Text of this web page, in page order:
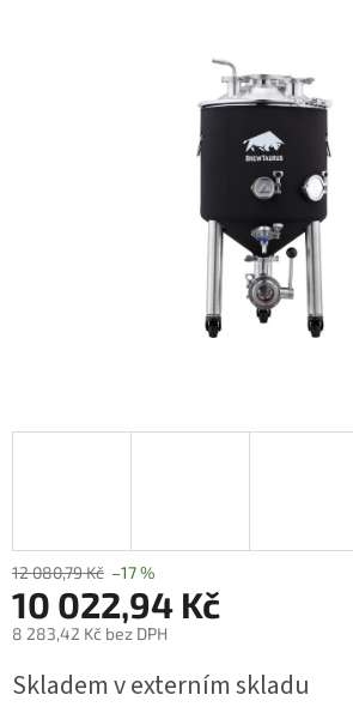
12 080,79 Kč –17 %
10 022,94 Kč
8 283,42 Kč bez DPH
cena:
Skladem v externím skladu